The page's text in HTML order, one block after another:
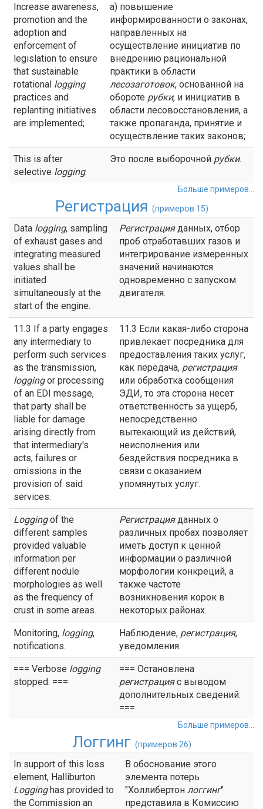
Increase awareness,
promotion and the
adoption and
enforcement of
legislation to ensure
that sustainable
rotational logging
practices and
replanting initiatives
are implemented;
а) повышение
информированности о законах,
направленных на
осуществление инициатив по
внедрению рациональной
практики в области
лесозаготовок, основанной на
обороте рубки, и инициатив в
области лесовосстановления, а
также пропаганда, принятие и
осуществление таких законов;
This is after
selective logging.
Это после выборочной рубки.
Больше примеров...
Регистрация (примеров 15)
Data logging, sampling
of exhaust gases and
integrating measured
values shall be
initiated
simultaneously at the
start of the engine.
Регистрацияданных, отбор
проб отработавших газов и
интегрирование измеренных
значений начинаются
одновременно с запуском
двигателя.
11.3 If a party engages
any intermediary to
perform such services
as the transmission,
loggingor processing
of an EDI message,
that party shall be
liable for damage
arising directly from
that intermediary's
acts, failures or
omissions in the
provision of said
services.
11.3 Если какая-либо сторона
привлекает посредника для
предоставления таких услуг,
как передача, регистрация
или обработка сообщения
ЭДИ, то эта сторона несет
ответственность за ущерб,
непосредственно
вытекающий из действий,
неисполнения или
бездействия посредника в
связи с оказанием
упомянутых услуг.
Loggingof the
different samples
provided valuable
information per
different nodule
morphologies as well
as the frequency of
crust in some areas.
Регистрацияданных о
различных пробах позволяет
иметь доступ к ценной
информации о различной
морфологии конкреций, а
также частоте
возникновения корок в
некоторых районах.
Monitoring, logging,
notifications.
Наблюдение, регистрация,
уведомления.
=== Verbose logging
stopped: ===
=== Остановлена
регистрацияс выводом
дополнительных сведений:
===
Больше примеров...
Логгинг (примеров 26)
In support of this loss
element, Halliburton
Logginghas provided to
the Commission an
В обоснование этого
элемента потерь
"Холлибертон логгинг"
представила в Комиссию